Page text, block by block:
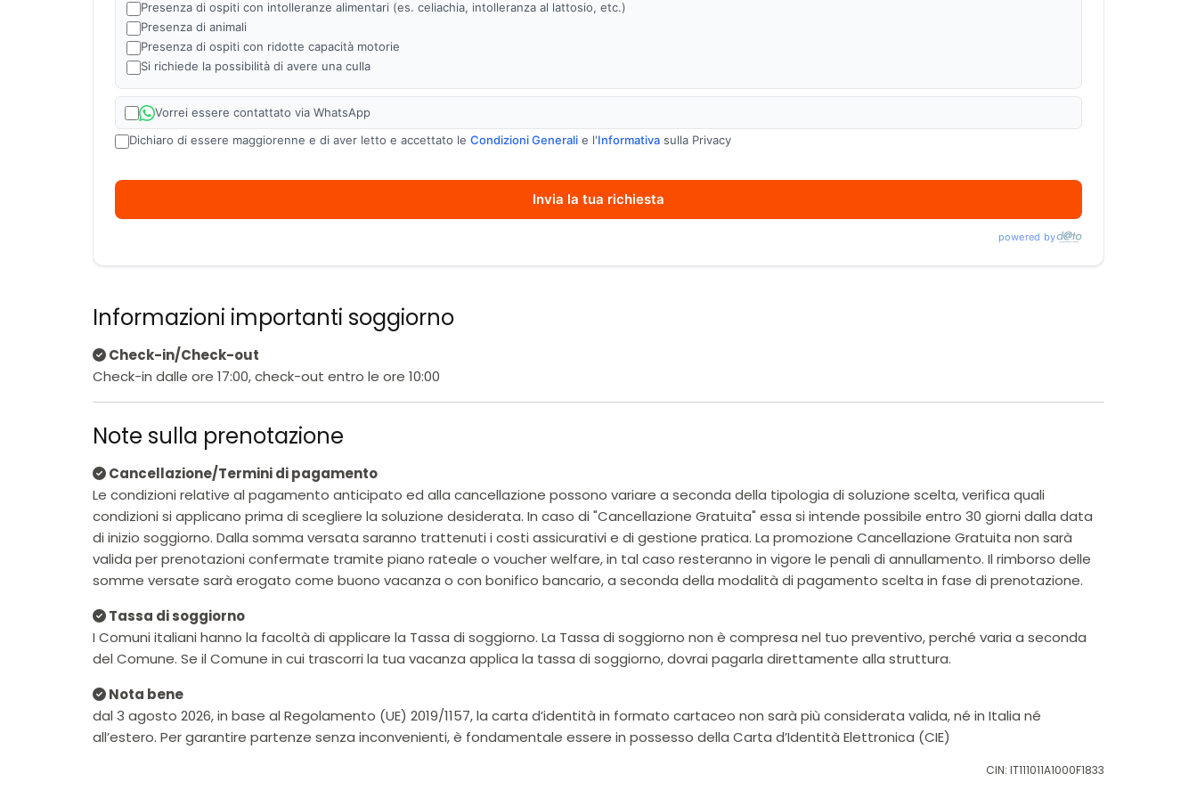
Presenza di ospiti con intolleranze alimentari (es. celiachia, intolleranza al lattosio, etc.)
Presenza di animali
Presenza di ospiti con ridotte capacità motorie
Si richiede la possibilità di avere una culla
Vorrei essere contattato via WhatsApp
Dichiaro di essere maggiorenne e di aver letto e accettato le Condizioni Generali e l'Informativa sulla Privacy
Invia la tua richiesta
powered by
Informazioni importanti soggiorno
Check-in/Check-out
Check-in dalle ore 17:00, check-out entro le ore 10:00
Note sulla prenotazione
Cancellazione/Termini di pagamento
Le condizioni relative al pagamento anticipato ed alla cancellazione possono variare a seconda della tipologia di soluzione scelta, verifica quali
condizioni si applicano prima di scegliere la soluzione desiderata. In caso di "Cancellazione Gratuita" essa si intende possibile entro 30 giorni dalla data
di inizio soggiorno. Dalla somma versata saranno trattenuti i costi assicurativi e di gestione pratica. La promozione Cancellazione Gratuita non sarà
valida per prenotazioni confermate tramite piano rateale o voucher welfare, in tal caso resteranno in vigore le penali di annullamento. Il rimborso delle
somme versate sarà erogato come buono vacanza o con bonifico bancario, a seconda della modalità di pagamento scelta in fase di prenotazione.
Tassa di soggiorno
I Comuni italiani hanno la facoltà di applicare la Tassa di soggiorno. La Tassa di soggiorno non è compresa nel tuo preventivo, perché varia a seconda
del Comune. Se il Comune in cui trascorri la tua vacanza applica la tassa di soggiorno, dovrai pagarla direttamente alla struttura.
Nota bene
dal 3 agosto 2026, in base al Regolamento (UE) 2019/1157, la carta d’identità in formato cartaceo non sarà più considerata valida, né in Italia né
all’estero. Per garantire partenze senza inconvenienti, è fondamentale essere in possesso della Carta d’Identità Elettronica (CIE)
CIN: IT111011A1000F1833